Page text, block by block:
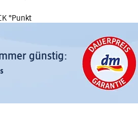
°Punkt
günstig: